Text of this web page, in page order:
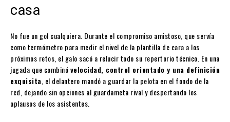
casa
No fue un gol cualquiera. Durante el compromiso amistoso, que servía
como termómetro para medir el nivel de la plantilla de cara a los
próximos retos, el galo sacó a relucir todo su repertorio técnico. En una
jugada que combinóvelocidad, control orientado y una definición
exquisita , el delantero mandó a guardar la pelota en el fondo de la
red, dejando sin opciones al guardameta rival y despertando los
aplausos de los asistentes.